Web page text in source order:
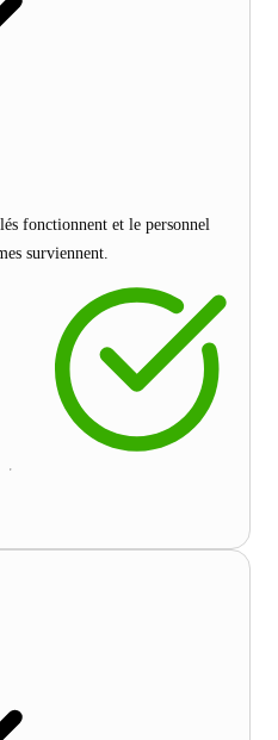
fonctionnent et le personnel
surviennent.